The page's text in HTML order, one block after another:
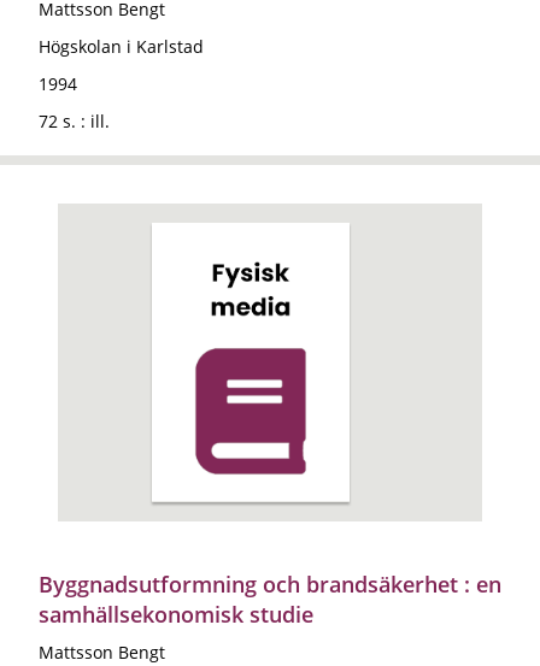
Mattsson Bengt
Högskolan i Karlstad
1994
72 s. : ill.
Byggnadsutformning och brandsäkerhet : en
samhällsekonomisk studie
Mattsson Bengt